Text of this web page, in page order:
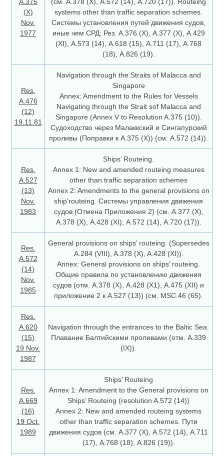
(X)
Nov.
1977
systems other than traffic separation schemes.
Системы установления путей движения судов,
иные чем СРД: Рез. А.376 (Х), А.377 (Х), А.429
(ХI), А.573 (14), А.618 (15), А.711 (17), А.768
(18), А.826 (19).
Res.
А.476
(12)
19.11.81
Navigation through the Straits of Malacca and
Singapore
Annex: Amendment to the Rules for Vessels
Navigating through the Strait sof Malacca and
Singapore (Annex V to Resolution A.375 (10)).
Судоходство через Малаккский и Сингапурский
проливы (Поправки к А.375 (Х)) (см. А.572 (14)).
Res.
А.527
(13)
Nov.
1983
Ships’ Routeing.
Annex 1: New and amended routeing measures
other than traffic separation schemes
Annex 2: Amendments to the general provisions on
ship’routeing. Системы управления движения
судов (Отмена Приложения 2) (см. А.377 (Х),
А.378 (Х), А.428 (ХI), А.572 (14), А.720 (17)).
Res.
A.572
(14)
Nov.
1985
General provisions on ships’ routeing. (Supersedes
A.284 (VIII), A.378 (X), A.428 (XI)).
Annex: General provisions on ships’ routeing.
Общие правила по установлению движения
судов (отм. А.378 (Х), А.428 (Х1), А.475 (ХII) и
приложение 2 к А.527 (13)) (см. MSC.46 (65).
Res.
A.620
(15)
19 Nov.
1987
Navigation through the entrances to the Baltic Sea.
Плавание Балтийскими проливами (отм. А.339
(IХ)).
Res.
А.669
(16)
19 Oct.
1989
Ships’ Routeing
Annex 1: Amendment to the General provisions on
Ships’ Routeing (resolution A.572 (14))
Annex 2: New and amended routeing systems
other than traffic separation schemes. Пути
движения судов (см. А.377 (Х), А.572 (14), А.711
(17), А.768 (18), А.826 (19)).